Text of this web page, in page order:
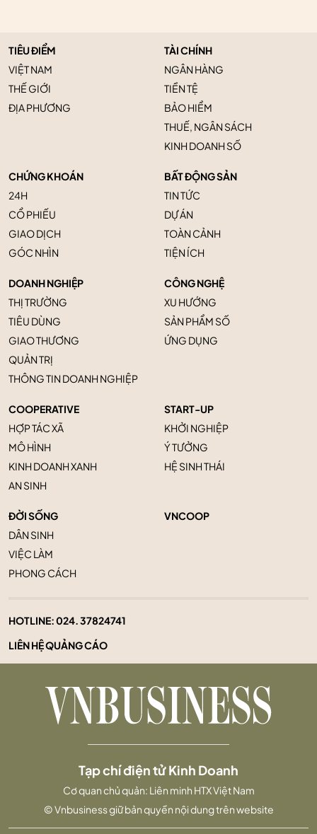
TIÊU ĐIỂM
VIỆT NAM
THẾ GIỚI
ĐỊA PHƯƠNG
TÀI CHÍNH
NGÂN HÀNG
TIỀN TỆ
BẢO HIỂM
THUẾ, NGÂN SÁCH
KINH DOANH SỐ
CHỨNG KHOÁN
24H
CỔ PHIẾU
GIAO DỊCH
GÓC NHÌN
BẤT ĐỘNG SẢN
TIN TỨC
DỰ ÁN
TOÀN CẢNH
TIỆN ÍCH
DOANH NGHIỆP
THỊ TRƯỜNG
TIÊU DÙNG
GIAO THƯƠNG
QUẢN TRỊ
THÔNG TIN DOANH NGHIỆP
CÔNG NGHỆ
XU HƯỚNG
SẢN PHẨM SỐ
ỨNG DỤNG
COOPERATIVE
HỢP TÁC XÃ
MÔ HÌNH
KINH DOANH XANH
AN SINH
START-UP
KHỞI NGHIỆP
Ý TƯỞNG
HỆ SINH THÁI
ĐỜI SỐNG
DÂN SINH
VIỆC LÀM
PHONG CÁCH
VNCOOP
HOTLINE:024. 37824741
LIÊN HỆ QUẢNG CÁO
Tạp chí điện tử Kinh Doanh
Cơ quan chủ quản: Liên minh HTX Việt Nam
© Vnbusiness giữ bản quyền nội dung trên website